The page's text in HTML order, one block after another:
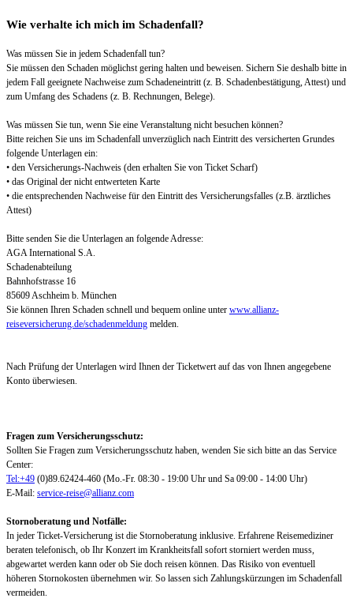
Wie verhalte ich mich im Schadenfall?
Was müssen Sie in jedem Schadenfall tun?
Sie müssen den Schaden möglichst gering halten und beweisen. Sichern Sie deshalb bitte in
jedem Fall geeignete Nachweise zum Schadeneintritt (z. B. Schadenbestätigung, Attest) und
zum Umfang des Schadens (z. B. Rechnungen, Belege).
Was müssen Sie tun, wenn Sie eine Veranstaltung nicht besuchen können?
Bitte reichen Sie uns im Schadenfall unverzüglich nach Eintritt des versicherten Grundes
folgende Unterlagen ein:
• den Versicherungs-Nachweis (den erhalten Sie von Ticket Scharf)
• das Original der nicht entwerteten Karte
• die entsprechenden Nachweise für den Eintritt des Versicherungsfalles (z.B. ärztliches
Attest)
Bitte senden Sie die Unterlagen an folgende Adresse:
AGA International S.A.
Schadenabteilung
Bahnhofstrasse 16
85609 Aschheim b. München
Sie können Ihren Schaden schnell und bequem online unter www.allianz-
reiseversicherung.de/schadenmeldung melden.
Nach Prüfung der Unterlagen wird Ihnen der Ticketwert auf das von Ihnen angegebene
Konto überwiesen.
Fragen zum Versicherungsschutz:
Sollten Sie Fragen zum Versicherungsschutz haben, wenden Sie sich bitte an das Service
Center:
Tel:+49 (0)89.62424-460 (Mo.-Fr. 08:30 - 19:00 Uhr und Sa 09:00 - 14:00 Uhr)
E-Mail: service-reise@allianz.com
Stornoberatung und Notfälle:
In jeder Ticket-Versicherung ist die Stornoberatung inklusive. Erfahrene Reisemediziner
beraten telefonisch, ob Ihr Konzert im Krankheitsfall sofort storniert werden muss,
abgewartet werden kann oder ob Sie doch reisen können. Das Risiko von eventuell
höheren Stornokosten übernehmen wir. So lassen sich Zahlungskürzungen im Schadenfall
vermeiden.